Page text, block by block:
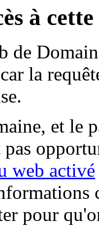
à
de
la
et le
pas
web activé
pour